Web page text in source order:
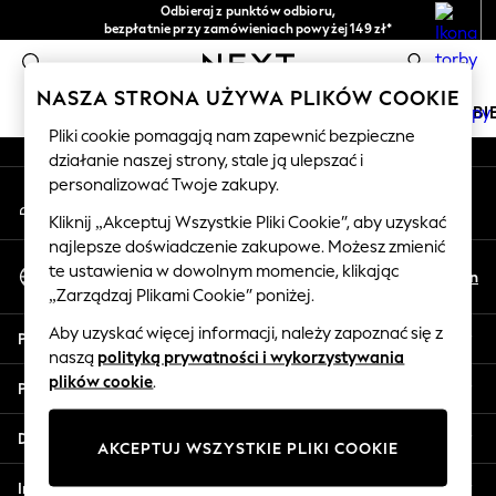
Odbieraj z punktów odbioru,
bezpłatnie przy zamówieniach powyżej 149 zł*
Łatwe zwroty*
0
HOLIDAY SHOP
Women's Holiday Shop
All Swimwear
All Beachwear
Bags & Accessories
Beach Dresses & Kaftans
Dresses
Flip Flops
Sliders
Jumpsuits & Playsuits
Sandals
Shorts
An error occurred on client
Nasze media społecznościowe
Moje konto
Zaloguj się na swoje konto
Wybierz Język
Polski
En
Pomoc
Prywatność i zasady prawne
Działy
Inne usługi
NASZA STRONA UŻYWA PLIKÓW COOKIE
Pliki cookie pomagają nam zapewnić bezpieczne
działanie naszej strony, stale ją ulepszać i
personalizować Twoje zakupy.
Kliknij „Akceptuj Wszystkie Pliki Cookie”, aby uzyskać
najlepsze doświadczenie zakupowe. Możesz zmienić
te ustawienia w dowolnym momencie, klikając
„Zarządzaj Plikami Cookie” poniżej.
Aby uzyskać więcej informacji, należy zapoznać się z
naszą polityką prywatności i wykorzystywania
plików cookie.
AKCEPTUJ WSZYSTKIE PLIKI COOKIE